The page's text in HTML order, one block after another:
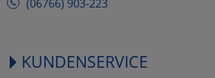
(06766) 903-223
KUNDENSERVICE